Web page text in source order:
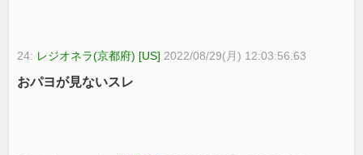
24: レジオネラ(京都府) [US] 2022/08/29(月) 12:03:56.63
おパヨが見ないスレ